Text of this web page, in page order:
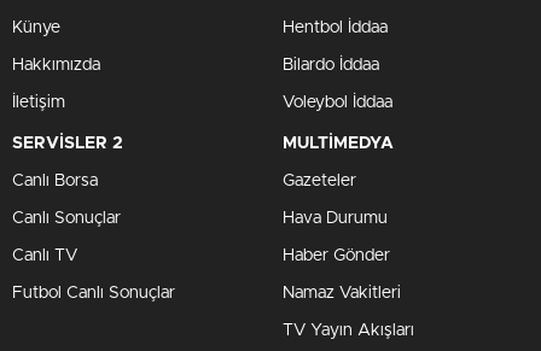
Künye
Hakkımızda
İletişim
Hentbol İddaa
Bilardo İddaa
Voleybol İddaa
SERVİSLER 2
Canlı Borsa
Canlı Sonuçlar
Canlı TV
Futbol Canlı Sonuçlar
MULTİMEDYA
Gazeteler
Hava Durumu
Haber Gönder
Namaz Vakitleri
TV Yayın Akışları